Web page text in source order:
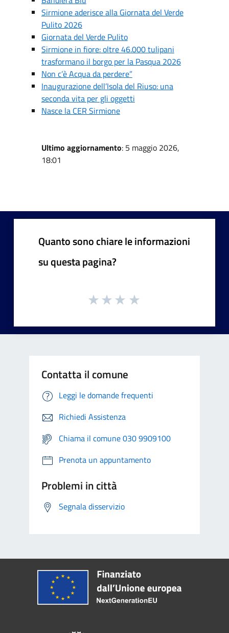
Sirmione aderisce alla Giornata del Verde
Pulito 2026
Giornata del Verde Pulito
Sirmione in fiore: oltre 46.000 tulipani
trasformano il borgo per la Pasqua 2026
Non c’è Acqua da perdere”
Inaugurazione dell’Isola del Riuso: una
seconda vita per gli oggetti
Nasce la CER Sirmione
Ultimo aggiornamento: 5 maggio 2026,
18:01
Quanto sono chiare le informazioni
su questa pagina?
Contatta il comune
Leggi le domande frequenti
Richiedi Assistenza
Chiama il comune 030 9909100
Prenota un appuntamento
Problemi in città
Segnala disservizio